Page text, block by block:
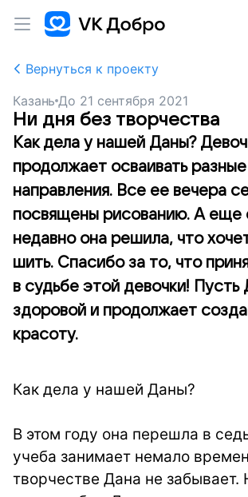
Вернуться к проекту
Казань До 21 сентября 2021
Ни дня без творчества
Как дела у нашей Даны?
продолжает осваивать
направления. Все ее вечера
посвящены рисованию. А еще
недавно она решила, что
шить. Спасибо за то, что
в судьбе этой девочки! Пусть
здоровой и продолжает
красоту.
Как дела у нашей Даны?
В этом году она перешла в
учеба занимает немало
творчестве Дана не забывает.